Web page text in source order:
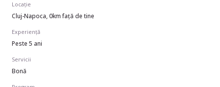
Locație
Cluj-Napoca, 0km față de tine
Experiență
Peste 5 ani
Servicii
Bonă